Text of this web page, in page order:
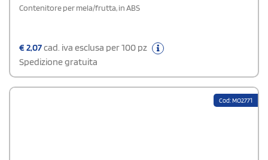
Contenitore per mela/frutta, in ABS
€2,07cad. iva esclusa per 100 pz
Spedizione gratuita
Cod: MO2771